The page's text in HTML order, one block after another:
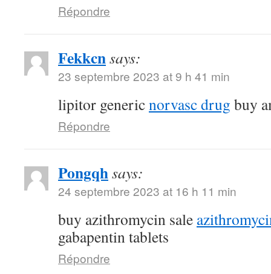
Répondre
Fekkcnsays:
23 septembre 2023 at 9 h 41 min
lipitor genericnorvasc drug buy
Répondre
Pongqhsays:
24 septembre 2023 at 16 h 11 min
buy azithromycin sale
gabapentin tablets
Répondre